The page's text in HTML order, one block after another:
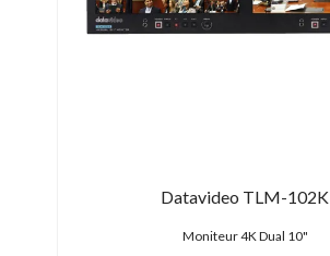
Datavideo TLM-102K
Moniteur 4K Dual 10"